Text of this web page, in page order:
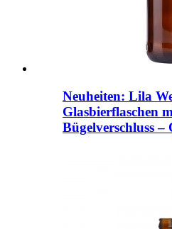
Neuheiten: Lila
Glasbierflaschen
Bügelverschluss –